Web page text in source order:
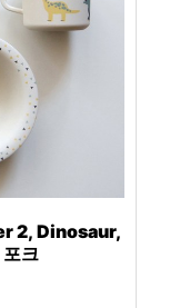
2, Dinosaur,
포크